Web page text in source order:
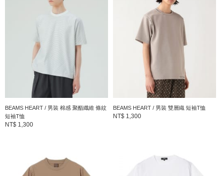
纖維100%
中國製造
商品編號 42-08-0093-819
BEAMS HEART / 男裝 棉感 聚酯纖維 條紋
短袖T恤
NT$ 1,300
BEAMS HEART / 男裝 雙層織 短袖T恤
NT$ 1,300